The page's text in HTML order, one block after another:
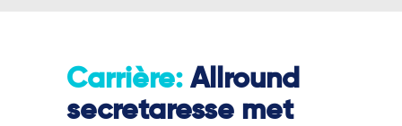
Carrière: Allround
secretaresse met